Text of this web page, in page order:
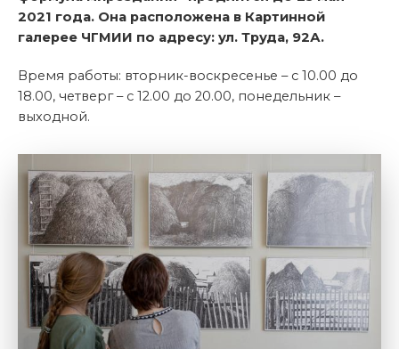
2021 года. Она расположена в Картинной
галерее ЧГМИИ по адресу: ул. Труда, 92А.
Время работы: вторник-воскресенье – с 10.00 до
18.00, четверг – с 12.00 до 20.00, понедельник –
выходной.